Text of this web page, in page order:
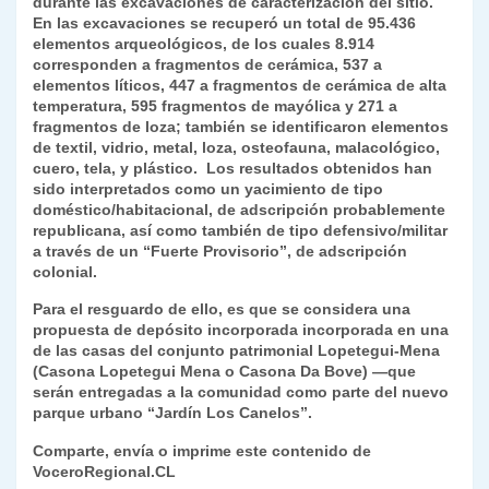
En las excavaciones se recuperó un total de 95.436
elementos arqueológicos, de los cuales 8.914
corresponden a fragmentos de cerámica, 537 a
elementos líticos, 447 a fragmentos de cerámica de alta
temperatura, 595 fragmentos de mayólica y 271 a
fragmentos de loza; también se identificaron elementos
de textil, vidrio, metal, loza, osteofauna, malacológico,
cuero, tela, y plástico. Los resultados obtenidos han
sido interpretados como un yacimiento de tipo
doméstico/habitacional, de adscripción probablemente
republicana, así como también de tipo defensivo/militar
a través de un “Fuerte Provisorio”, de adscripción
colonial.
Para el resguardo de ello, es que se considera una
propuesta de depósito incorporada incorporada en una
de las casas del conjunto patrimonial Lopetegui-Mena
(Casona Lopetegui Mena o Casona Da Bove) —que
serán entregadas a la comunidad como parte del nuevo
parque urbano “Jardín Los Canelos”.
Comparte, envía o imprime este contenido de
VoceroRegional.CL